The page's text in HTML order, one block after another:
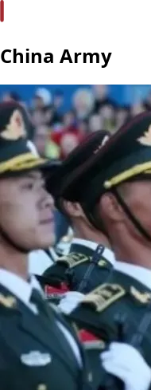
China Army